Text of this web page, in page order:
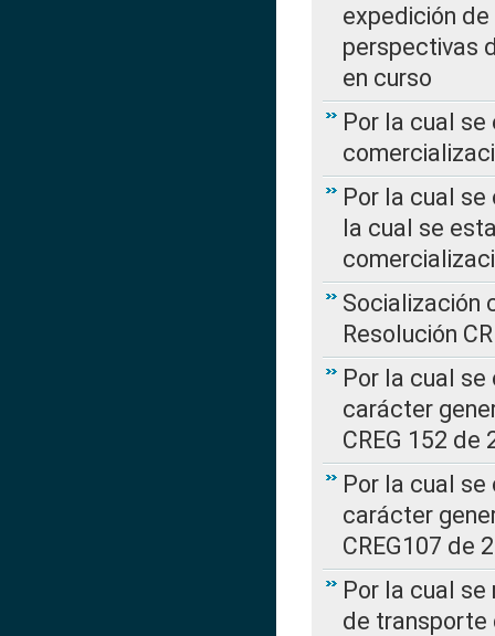
expedición de
perspectivas
en curso
Por la cual
Por la cual se
la cual se
Socialización
Resolución
Por la cual
carácter
CREG 152 de
Por la cual
carácter
CREG107 de
Por la cual
de transporte